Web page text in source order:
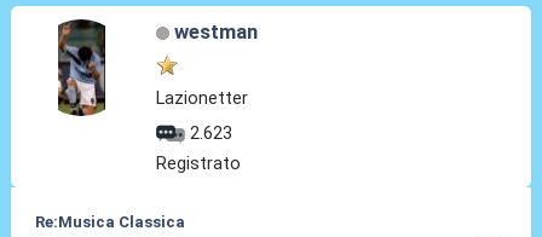
westman
Lazionetter
2.623
Registrato
Re:Musica Classica